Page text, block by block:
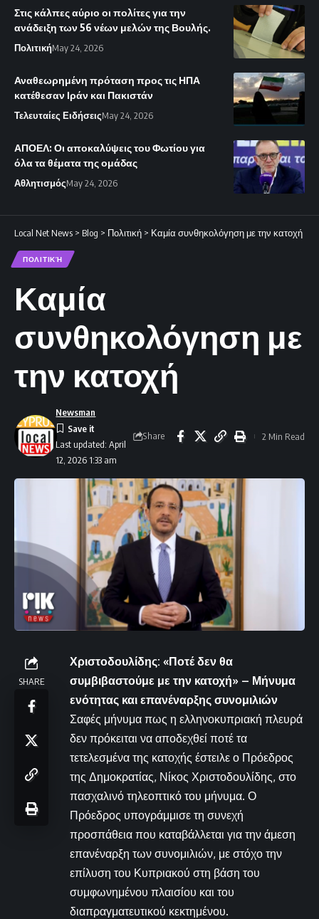
Στις κάλπες αύριο οι πολίτες για την
ανάδειξη των 56 νέων μελών της Βουλής.
ΠολιτικήMay 24, 2026
Αναθεωρημένη πρόταση προς τις ΗΠΑ
κατέθεσαν Ιράν και Πακιστάν
Τελευταίες ΕιδήσειςMay 24, 2026
ΑΠΟΕΛ: Οι αποκαλύψεις του Φωτίου για
όλα τα θέματα της ομάδας
ΑθλητισμόςMay 24, 2026
Local Net News > Blog > Πολιτική > Καμία συνθηκολόγηση με την κατοχή
ΠΟΛΙΤΙΚΉ
Καμία
συνθηκολόγηση με
την κατοχή
Last updated: April
12, 2026 1:33 am
Newsman
Share 2 Min Read
SHARE
Χριστοδουλίδης: «Ποτέ δεν θα
συμβιβαστούμε με την κατοχή» – Μήνυμα
ενότητας και επανέναρξης συνομιλιών
Σαφές μήνυμα πως η ελληνοκυπριακή πλευρά
δεν πρόκειται να αποδεχθεί ποτέ τα
τετελεσμένα της κατοχής έστειλε ο Πρόεδρος
της Δημοκρατίας, Νίκος Χριστοδουλίδης, στο
πασχαλινό τηλεοπτικό του μήνυμα. Ο
Πρόεδρος υπογράμμισε τη συνεχή
προσπάθεια που καταβάλλεται για την άμεση
επανέναρξη των συνομιλιών, με στόχο την
επίλυση του Κυπριακού στη βάση του
συμφωνημένου πλαισίου και του
διαπραγματευτικού κεκτημένου.